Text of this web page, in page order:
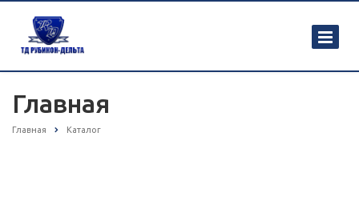
Главная
Главная Каталог